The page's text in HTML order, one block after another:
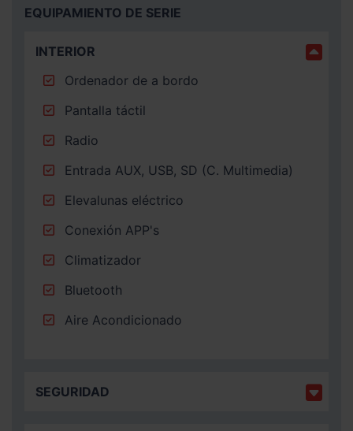
EQUIPAMIENTO DE SERIE
INTERIOR
Ordenador de a bordo
Pantalla táctil
Radio
Entrada AUX, USB, SD (C. Multimedia)
Elevalunas eléctrico
Conexión APP's
Climatizador
Bluetooth
Aire Acondicionado
SEGURIDAD